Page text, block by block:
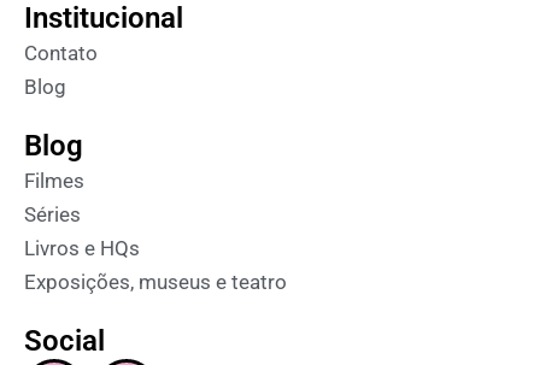
Institucional
Contato
Blog
Blog
Filmes
Séries
Livros e HQs
Exposições, museus e teatro
Social